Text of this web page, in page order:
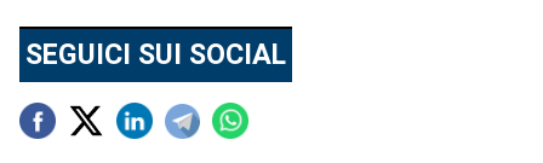
SEGUICI SUI SOCIAL